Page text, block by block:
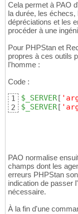
Cela permet à PAO
la durée, les
dépréciations et les
procéder à une
Pour PHPStan et
propres à ces outils
l'homme :
Code :
1
2
$_SERVER [
$_SERVER [
PAO normalise
champs dont les
erreurs PHPStan
indication de passer
nécessaire.
À la fin d'une